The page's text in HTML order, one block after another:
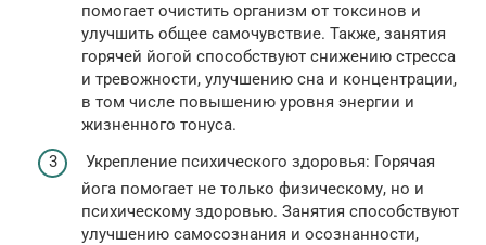
помогает очистить организм от токсинов и
улучшить общее самочувствие. Также, занятия
горячей йогой способствуют снижению стресса
и тревожности, улучшению сна и концентрации,
в том числе повышению уровня энергии и
жизненного тонуса.
Укрепление психического здоровья: Горячая
йога помогает не только физическому, но и
психическому здоровью. Занятия способствуют
улучшению самосознания и осознанности,